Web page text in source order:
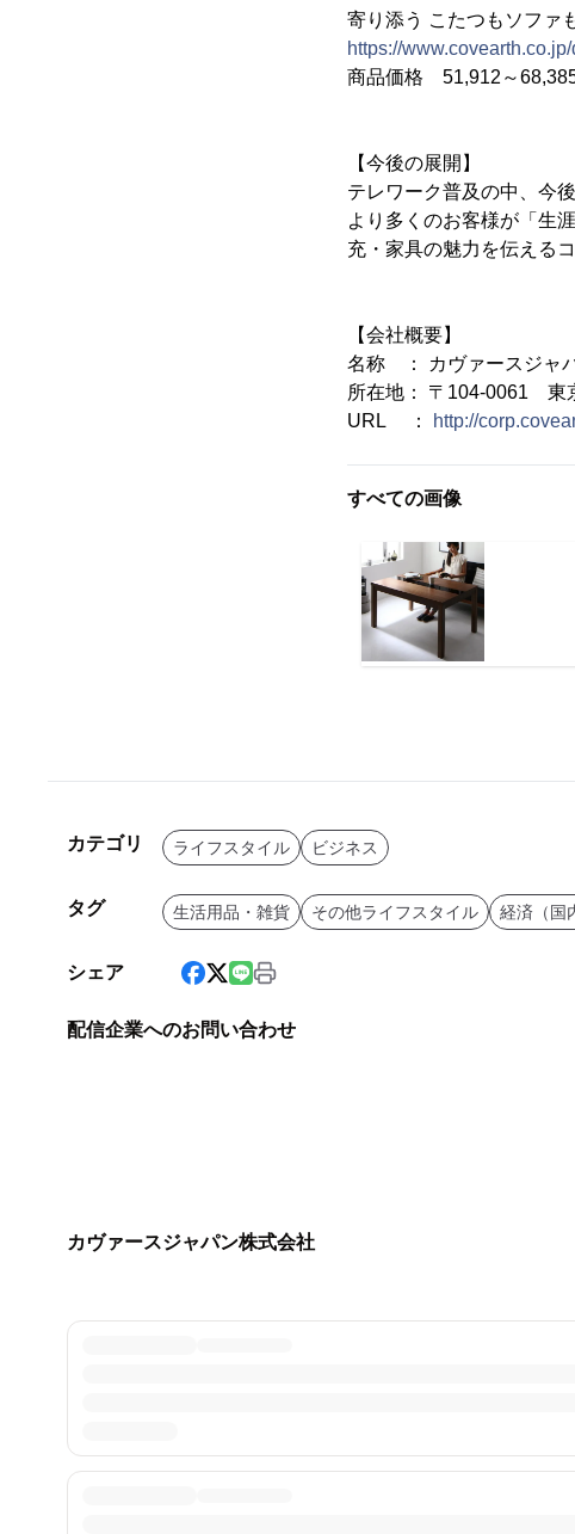
寄り添う こたつもソファ
https://
商品価格 51,912～
【今後の展開】
テレワーク普及の中、今
より多くのお客様が「生
充・家具の魅力を伝える
【会社概要】
名称 ： カヴァースジャ
所在地： 〒104-0061 東
URL ：
http://
すべての画像
カテゴリ ライフスタイル ビジネス
タグ 生活用品・雑貨 その他ライフスタイル 経済（国
シェア
配信企業へのお問い合わせ
カヴァースジャパン株式会社